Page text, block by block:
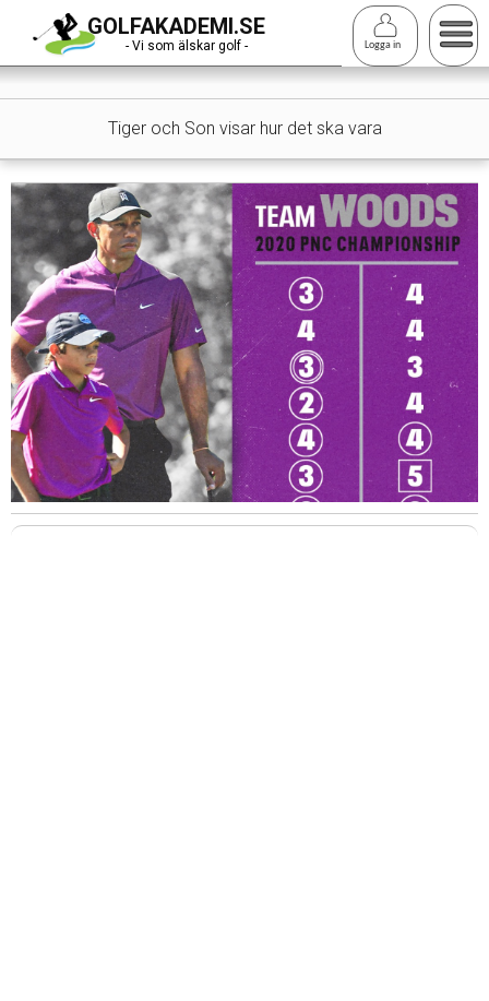
Hoppa
till
huvudinnehåll
Logga in
GOLFAKADEMI.SE
- Vi som älskar golf -
Tiger och Son visar hur det ska vara